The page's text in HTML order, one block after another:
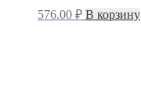
576.00 ₽ В корзину